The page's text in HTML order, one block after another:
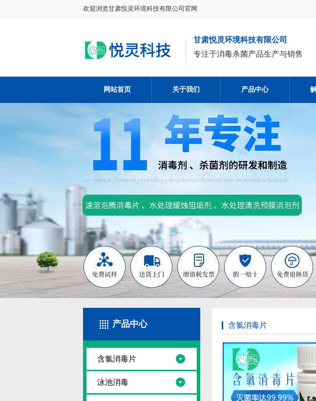
欢迎浏览甘肃悦灵环境科技有限公司官网
甘肃悦灵环境科技有限公司
专注于消毒杀菌产品生产与销售
网站首页 关于我们 产品中心
产品中心
含氯消毒片
泳池消毒
含氯消毒片